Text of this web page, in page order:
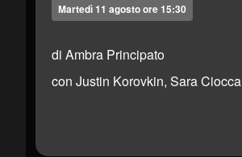
Martedì 11 agosto ore 15:30
di Ambra Principato
con Justin Korovkin, Sara Ciocca